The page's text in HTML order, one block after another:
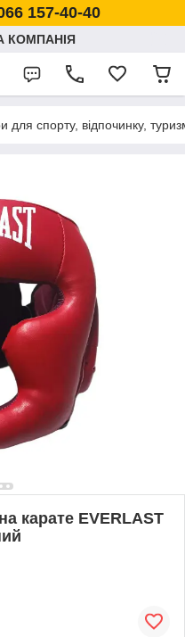
157-40-40
КОМПАНІЯ
для спорту, відпочинку,
карате EVERLAST